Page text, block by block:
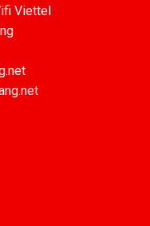
Viettel